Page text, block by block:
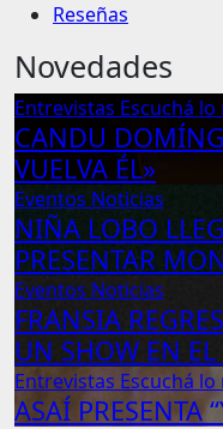
Reseñas
Novedades
Entrevistas Escuchá lo
CANDU
VUELVA ÉL»
Eventos Noticias
NIÑA LOBO
PRESENTAR
Eventos Noticias
FRANSIA
UN SHOW EN EL
Entrevistas Escuchá lo
ASAÍ PRESENTA